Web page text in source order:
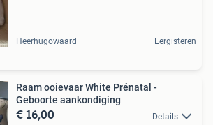
Heerhugowaard Eergisteren
Raam ooievaar White Prénatal -
Geboorte aankondiging
€ 16,00 Details